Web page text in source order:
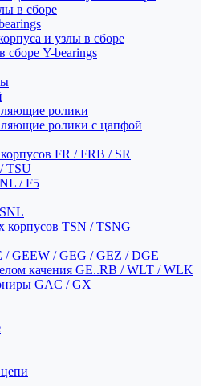
в сборе
и узлы в сборе
сборе Y-bearings
ролики
ролики с цапфой
FR / FRB / SR
TSU
/ F5
корпусов TSN / TSNG
GEEW / GEG / GEZ / DGE
качения GE..RB / WLT / WLK
GAC / GX